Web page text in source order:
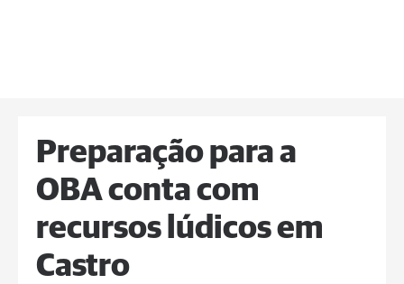
Preparação para a
OBA conta com
recursos lúdicos em
Castro